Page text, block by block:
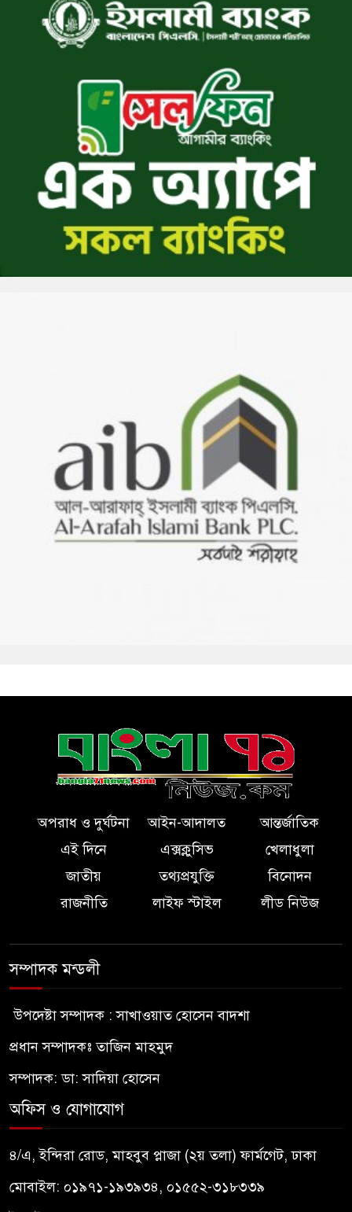
অপরাধ ও দুর্ঘটনা আইন-আদালত
আন্তর্জাতিক
এই দিনে
এক্সক্লুসিভ
খেলাধুলা
জাতীয়
তথ্যপ্রযুক্তি
বিনোদন
রাজনীতি
লাইফ স্টাইল লীড নিউজ
সম্পাদক মন্ডলী
উপদেষ্টা সম্পাদক : সাখাওয়াত হোসেন বাদশা
প্রধান সম্পাদকঃ তাজিন মাহমুদ
সম্পাদক: ডা: সাদিয়া হোসেন
অফিস ও যোগাযোগ
৪/এ, ইন্দিরা রোড, মাহবুব প্লাজা (২য় তলা) ফার্মগেট, ঢাকা
মোবাইল: ০১৯৭১-১৯৩৯৩৪, ০১৫৫২-৩১৮৩৩৯